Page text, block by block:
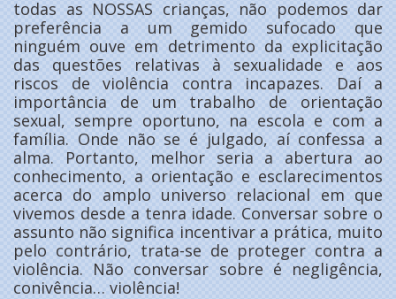
todas as NOSSAS crianças, não podemos dar
preferência a um gemido sufocado que
ninguém ouve em detrimento da explicitação
das questões relativas à sexualidade e aos
riscos de violência contra incapazes. Daí a
importância de um trabalho de orientação
sexual, sempre oportuno, na escola e com a
família. Onde não se é julgado, aí confessa a
alma. Portanto, melhor seria a abertura ao
conhecimento, a orientação e esclarecimentos
acerca do amplo universo relacional em que
vivemos desde a tenra idade. Conversar sobre o
assunto não significa incentivar a prática, muito
pelo contrário, trata-se de proteger contra a
violência. Não conversar sobre é negligência,
conivência… violência!